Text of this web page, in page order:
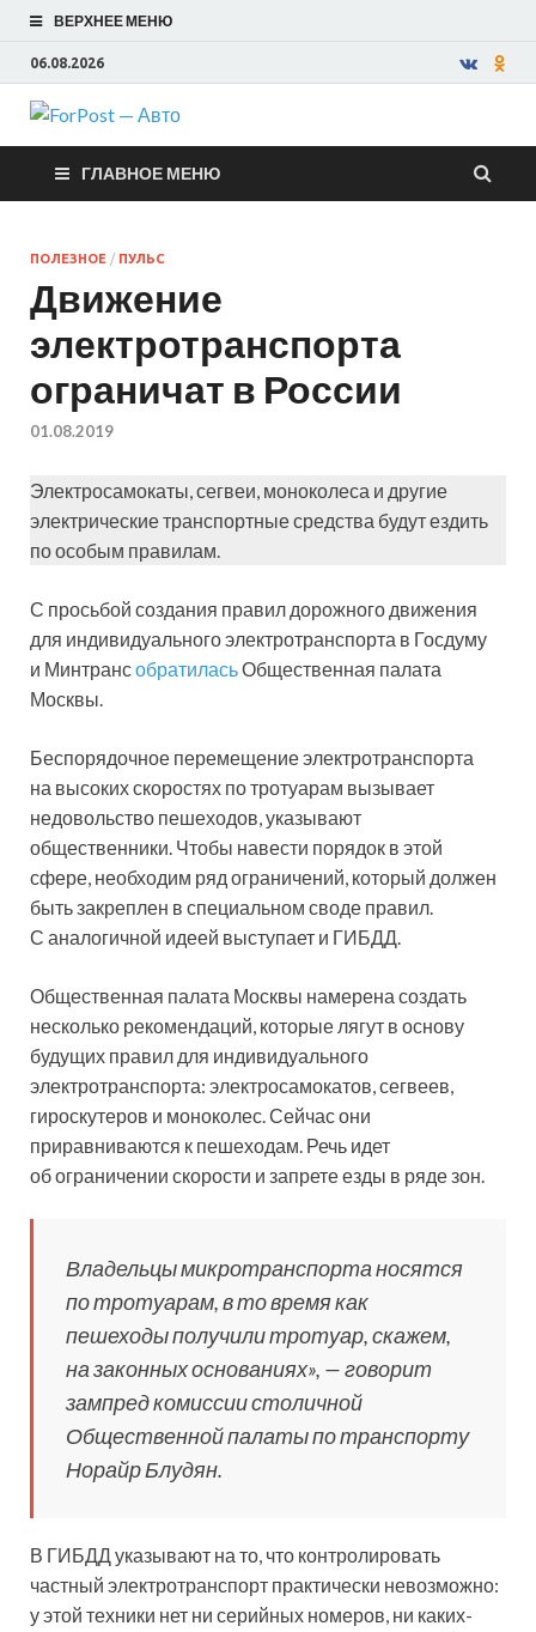
ВЕРХНЕЕ МЕНЮ
06.08.2026
ForPost —
Авто
ГЛАВНОЕ МЕНЮ
ПОЛЕЗНОЕ / ПУЛЬС
Движение
электротранспорта
ограничат в России
01.08.2019
Электросамокаты, сегвеи, моноколеса и другие
электрические транспортные средства будут ездить
по особым правилам.
С просьбой создания правил дорожного движения
для индивидуального электротранспорта в Госдуму
и МинтрансобратиласьОбщественная палата
Москвы.
Беспорядочное перемещение электротранспорта
на высоких скоростях по тротуарам вызывает
недовольство пешеходов, указывают
общественники. Чтобы навести порядок в этой
сфере, необходим ряд ограничений, который должен
быть закреплен в специальном своде правил.
С аналогичной идеей выступает и ГИБДД.
Общественная палата Москвы намерена создать
несколько рекомендаций, которые лягут в основу
будущих правил для индивидуального
электротранспорта: электросамокатов, сегвеев,
гироскутеров и моноколес. Сейчас они
приравниваются к пешеходам. Речь идет
об ограничении скорости и запрете езды в ряде зон.
Владельцы микротранспорта носятся
по тротуарам, в то время как
пешеходы получили тротуар, скажем,
на законных основаниях», — говорит
зампред комиссии столичной
Общественной палаты по транспорту
Норайр Блудян.
В ГИБДД указывают на то, что контролировать
частный электротранспорт практически невозможно:
у этой техники нет ни серийных номеров, ни каких-